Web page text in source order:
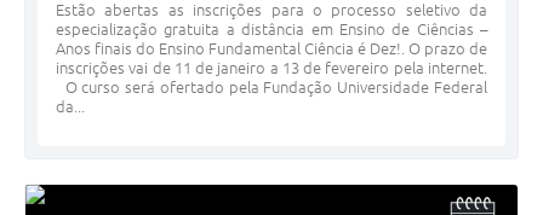
Estão abertas as inscrições para o processo seletivo da
especialização gratuita a distância em Ensino de Ciências –
Anos finais do Ensino Fundamental Ciência é Dez!. O prazo de
inscrições vai de 11 de janeiro a 13 de fevereiro pela internet.
O curso será ofertado pela Fundação Universidade Federal
da...